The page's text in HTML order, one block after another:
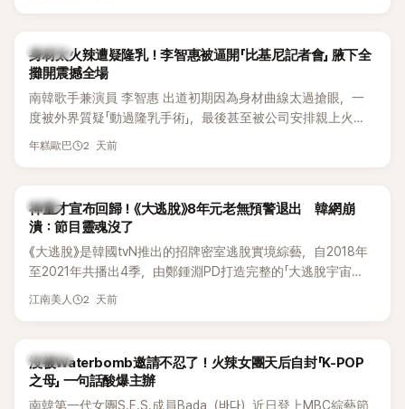
K-POP
身材太火辣遭疑隆乳！李智惠被逼開「比基尼記者會」 腋下全
攤開震撼全場
南韓歌手兼演員 李智惠 出道初期因為身材曲線太過搶眼，一
度被外界質疑「動過隆乳手術」，最後甚至被公司安排親上火
線，召開前所未見的「泳裝記者會」澄清。這場記者會後來還被
熱議。 2日播出的 SBS 綜藝節目《我的經紀人太難搞－秘書
鎮》，邀請同時兼顧工作與育兒的演藝圈代表「媽媽群」——李智
惠、李賢怡、李恩亨，以第13位「My Star」身分登場，分享最真
實的生活日常。 節目一開始，李瑞鎮 率先與李智惠會合，兩人
邊搭車邊聊天，氣氛輕鬆。聊到最近的新聞，李瑞鎮突然直球
發問：「妳不是上新聞了？說妳去做整形？是人中縮短手術嗎？」
延燒到過去的爭議。李瑞鎮脫口補刀：「妳以前不是還在游泳池
開過記者會？」直接點名她當年的風波。李智惠聽了忍不住笑
說：「哥怎麼連這個都知道？」李瑞鎮則回嘴：「那時候新聞鬧那
年糕歐巴 2 天前
韓星
神童才宣布回歸！《大逃脫》8年元老無預警退出 韓網崩
潰：節目靈魂沒了
《大逃脫》是韓國tvN推出的招牌密室逃脫實境綜藝，自2018年
至2021年共播出4季，由鄭鍾淵PD打造完整的「大逃脫宇宙
（DTCU）」，憑藉燒腦劇情、電影級場景與龐大世界觀，累積
江南美人 2 天前
K-POP
沒被Waterbomb邀請不忍了！火辣女團天后自封「K-POP
之母」 一句話酸爆主辦
南韓第一代女團S.E.S.成員Bada（바다）近日登上MBC綜藝節